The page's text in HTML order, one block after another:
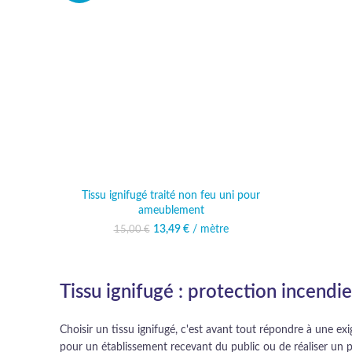
Tissu ignifugé traité non feu uni pour
ameublement
15,00€
Le prix initial était :
13,49 € Le prix actuel est :
/ mètre
Tissu ignifugé : protection
Choisir un tissu ignifugé, c'est avant tout répondre à une
pour un établissement recevant du public ou de réaliser